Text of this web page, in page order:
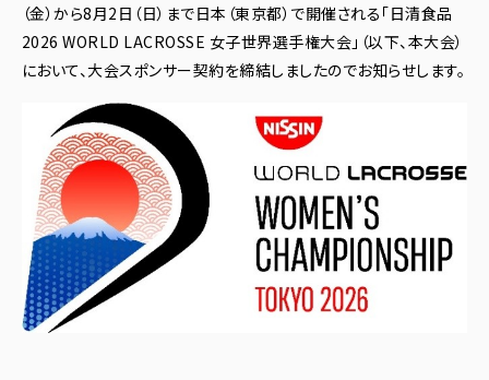
（金）から8月2日（日）まで日本（東京都）で開催される「日清食品
2026 WORLD LACROSSE 女子世界選手権大会」（以下、本大会）
において、大会スポンサー契約を締結しましたのでお知らせします。